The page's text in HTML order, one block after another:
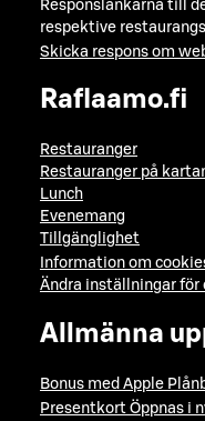
Responslänkarna till
respektive
Skicka respons om
Raflaamo.fi
Restauranger
Restauranger på
Lunch
Evenemang
Tillgänglighet
Information om
Ändra inställningar för
Allmänna
Bonus med Apple
Presentkort Öppnas i